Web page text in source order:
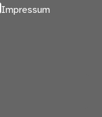
Impressum